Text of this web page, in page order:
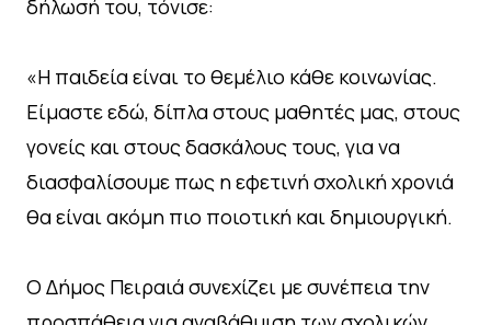
δήλωσή του, τόνισε:
«Η παιδεία είναι το θεμέλιο κάθε κοινωνίας.
Είμαστε εδώ, δίπλα στους μαθητές μας, στους
γονείς και στους δασκάλους τους, για να
διασφαλίσουμε πως η εφετινή σχολική χρονιά
θα είναι ακόμη πιο ποιοτική και δημιουργική.
Ο Δήμος Πειραιά συνεχίζει με συνέπεια την